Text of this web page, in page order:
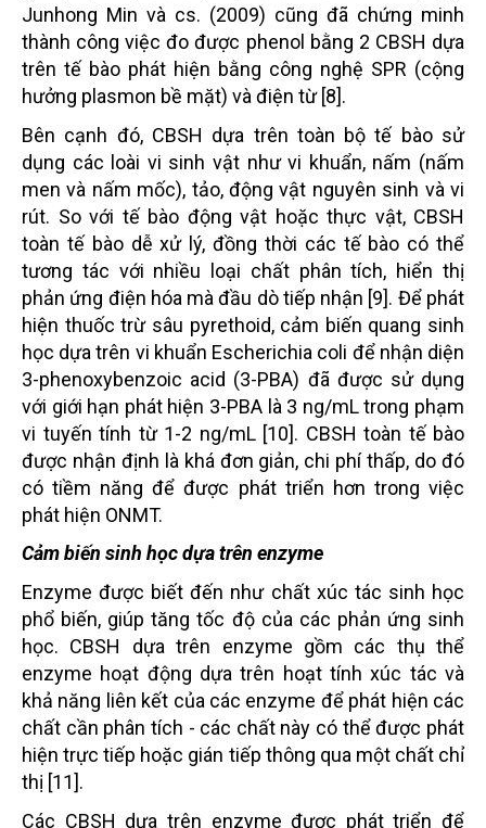
Junhong Min và cs. (2009) cũng đã chứng minh
thành công việc đo được phenol bằng 2 CBSH dựa
trên tế bào phát hiện bằng công nghệ SPR (cộng
hưởng plasmon bề mặt) và điện từ [8].
Bên cạnh đó, CBSH dựa trên toàn bộ tế bào sử
dụng các loài vi sinh vật như vi khuẩn, nấm (nấm
men và nấm mốc), tảo, động vật nguyên sinh và vi
rút. So với tế bào động vật hoặc thực vật, CBSH
toàn tế bào dễ xử lý, đồng thời các tế bào có thể
tương tác với nhiều loại chất phân tích, hiển thị
phản ứng điện hóa mà đầu dò tiếp nhận [9]. Để phát
hiện thuốc trừ sâu pyrethoid, cảm biến quang sinh
học dựa trên vi khuẩn Escherichia coli để nhận diện
3-phenoxybenzoic acid (3-PBA) đã được sử dụng
với giới hạn phát hiện 3-PBA là 3 ng/mL trong phạm
vi tuyến tính từ 1-2 ng/mL [10]. CBSH toàn tế bào
được nhận định là khá đơn giản, chi phí thấp, do đó
có tiềm năng để được phát triển hơn trong việc
phát hiện ONMT.
Cảm biến sinh học dựa trên enzyme
Enzyme được biết đến như chất xúc tác sinh học
phổ biến, giúp tăng tốc độ của các phản ứng sinh
học. CBSH dựa trên enzyme gồm các thụ thể
enzyme hoạt động dựa trên hoạt tính xúc tác và
khả năng liên kết của các enzyme để phát hiện các
chất cần phân tích - các chất này có thể được phát
hiện trực tiếp hoặc gián tiếp thông qua một chất chỉ
thị [11].
Các CBSH dựa trên enzyme được phát triển để